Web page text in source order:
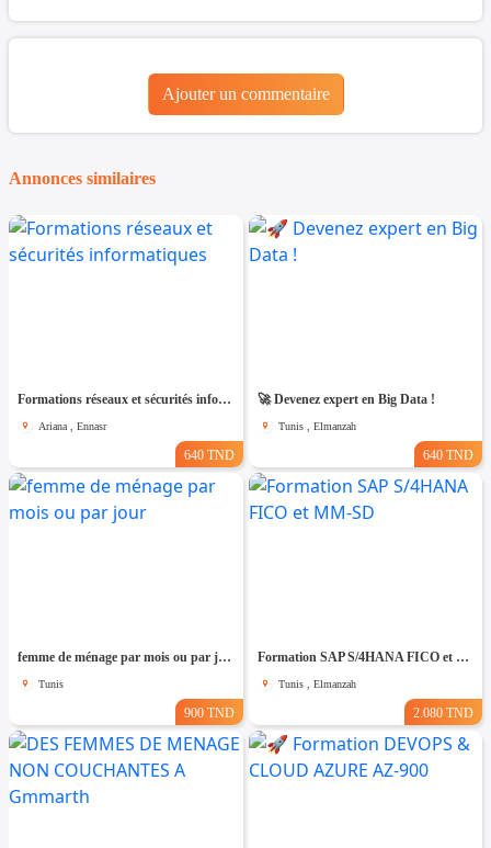
Ajouter un commentaire
Annonces similaires
Formations réseaux et sécurités informatiques
Ariana , Ennasr
640 TND
🚀 Devenez expert en Big Data !
Tunis , Elmanzah
640 TND
femme de ménage par mois ou par jour
Tunis
900 TND
Formation SAP S/4HANA FICO et MM-SD
Tunis , Elmanzah
2.080 TND